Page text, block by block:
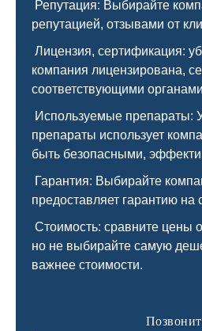
Репутация: Выбирайте
репутацией, отзывами от
Лицензия, сертификация:
компания лицензирована,
соответствующими
Используемые препараты:
препараты использует
быть безопасными,
Гарантия: Выбирайте
предоставляет гарантию на
Стоимость: сравните цены
но не выбирайте самую
важнее стоимости.